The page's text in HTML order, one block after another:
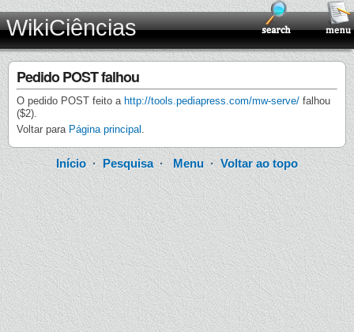
WikiCiências
Pedido POST falhou
O pedido POST feito a http://tools.pediapress.com/mw-serve/ falhou
($2).
Voltar para Página principal .
Início·Pesquisa· Menu· Voltar ao topo